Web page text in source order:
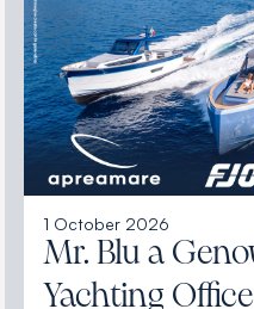
1 October 2026
Mr. Blu a
Yachting